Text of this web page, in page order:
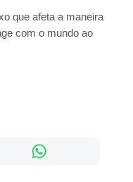
que afeta a maneira
com o mundo ao